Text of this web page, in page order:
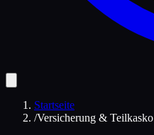
Startseite
/Versicherung & Teilkasko